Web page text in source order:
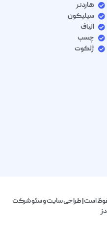
هاردنر
سیلیکون
الیاف
چسب
ژلکوت
است| طراحی سایت و سئو شرکت